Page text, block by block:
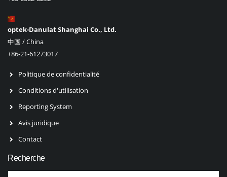
optek-Danulat Shanghai Co., Ltd.
中国 / China
+86-21-61273017
Politique de confidentialité
Conditions d'utilisation
Reporting System
Avis juridique
Contact
Recherche